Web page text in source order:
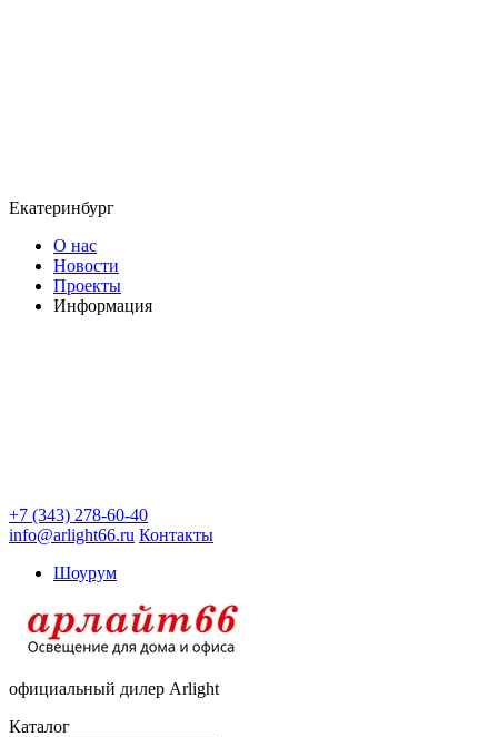
Екатеринбург
О нас
Новости
Проекты
Информация
+7 (343) 278-60-40
info@arlight66.ru Контакты
Шоурум
официальный дилер Arlight
Каталог